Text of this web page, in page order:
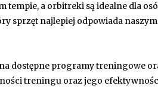
tempie, a orbitreki są idealne dla
sprzęt najlepiej odpowiada naszym
dostępne programy treningowe
treningu oraz jego